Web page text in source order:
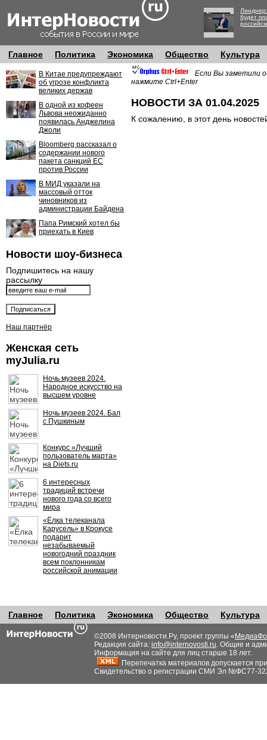
будет
Главное Политика Экономика Общество Культура
В Китае предупреждают
об угрозе конфликта
великих держав
В одной из кофеен
Львова неожиданно
появилась Анджелина
Джоли
Bloomberg рассказал о
содержании нового
пакета санкций ЕС
против России
В МИД указали на
массовый отток
чиновников из
администрации Байдена
Папа Римский хотел бы
приехать в Киев
Новости шоу-бизнеса
Подпишитесь на нашу
рассылку
Наш партнёр
Женская сеть
myJulia.ru
Ночь музеев 2024.
Народное искусство на
высшем уровне
Ночь музеев 2024. Бал
с Пушкиным
Конкурс «Лучший
пользователь марта»
на Diets.ru
6 интересных
традиций встречи
нового года со всего
мира
«Ёлка телеканала
Карусель» в Крокусе
подарит
незабываемый
новогодний праздник
всем поклонникам
российской анимации
Если Вы заметили
нажмите Ctrl+Enter
НОВОСТИ ЗА 01.04.2025
К сожалению, в этот день
Главное Политика Экономика Общество Культура
©2008 Интерновости.Ру, проект группы «
Редакция сайта: info@internovosti.ru. Общие и
Информация на сайте для лиц старше 18 лет.
Перепечатка материалов допускается
Свидетельство о регистрации СМИ Эл №ФС77-